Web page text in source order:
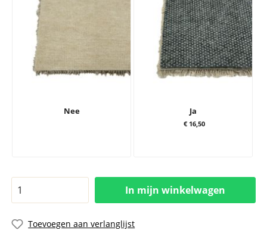
Nee Ja
€ 16,50
In mijn winkelwagen
Toevoegen aan verlanglijst